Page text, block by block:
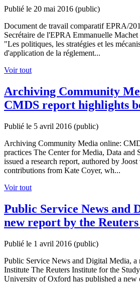
Publié le 20 mai 2016 (public)
Document de travail comparatif EPRA/
Secrétaire de l'EPRA Emmanuelle
"Les politiques, les stratégies et les
d'application de la réglement...
Voir tout
Archiving Community
CMDS report highlights
Publié le 5 avril 2016 (public)
Archiving Community Media online:
practices The Center for Media, Data and
issued a research report, authored by
contributions from Kate Coyer, wh...
Voir tout
Public Service News and
new report by the
Publié le 1 avril 2016 (public)
Public Service News and Digital Media, a
Institute The Reuters Institute for the
University of Oxford has published a new